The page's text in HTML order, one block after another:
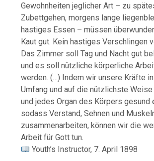
Gewohnheiten jeglicher Art – zu
Zubettgehen, morgens lange
hastiges Essen – müssen
Kaut gut. Kein hastiges Verschlingen
Das Zimmer soll Tag und Nacht gut
und es soll nützliche körperliche
werden. (…) Indem wir unsere Kräfte
Umfang und auf die nützlichste Weise
und jedes Organ des Körpers gesund
sodass Verstand, Sehnen und
zusammenarbeiten, können wir die
Arbeit für Gott tun.
Youth’s Instructor, 7. April 1898